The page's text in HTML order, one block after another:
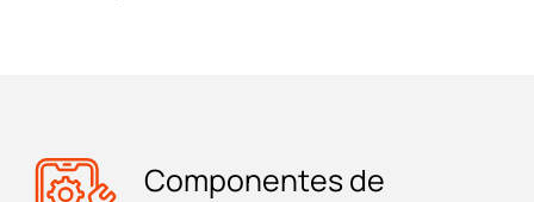
Componentes de